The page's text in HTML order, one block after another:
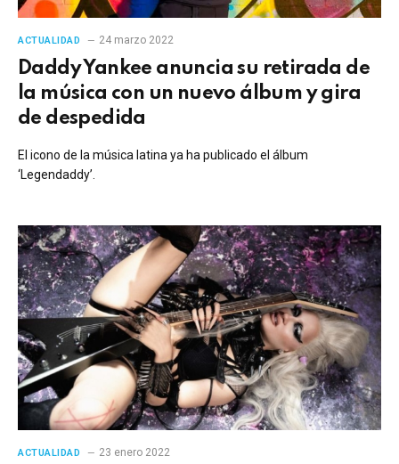
ACTUALIDAD 24 marzo 2022
Daddy Yankee anuncia su retirada de
la música con un nuevo álbum y gira
de despedida
El icono de la música latina ya ha publicado el álbum
‘Legendaddy’.
ACTUALIDAD 23 enero 2022